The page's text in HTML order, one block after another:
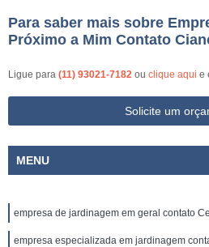
Para saber mais sobre
Próximo a Mim Contato
Ligue para (11) 93021-7182 ou clique aqui e
Solicite um
MENU
empresa de jardinagem em geral contato
empresa especializada em jardinagem